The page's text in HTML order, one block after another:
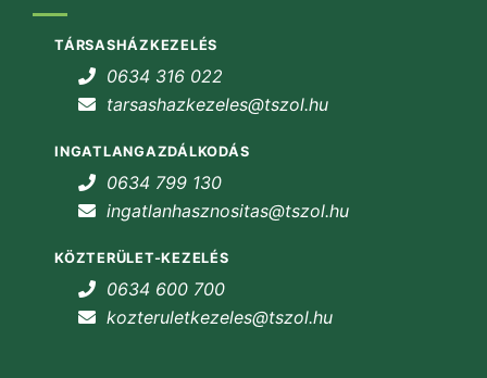
TÁRSASHÁZKEZELÉS
0634 316 022
tarsashazkezeles@tszol.hu
INGATLANGAZDÁLKODÁS
0634 799 130
ingatlanhasznositas@tszol.hu
KÖZTERÜLET-KEZELÉS
0634 600 700
kozteruletkezeles@tszol.hu